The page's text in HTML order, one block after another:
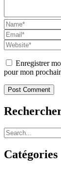
Enregistrer
pour mon
Catégories